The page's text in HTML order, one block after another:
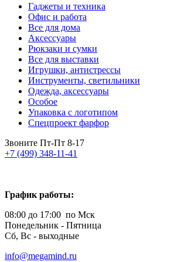
Гаджеты и техника
Офис и работа
Все для дома
Аксессуары
Рюкзаки и сумки
Все для выставки
Игрушки, антистрессы
Инструменты, светильники
Одежда, аксессуары
Особое
Упаковка с логотипом
Спецпроект фарфор
Звоните Пт-Пт 8-17
+7 (499) 348-11-41
График работы:
08:00 до 17:00 по Мск
Понедельник - Пятница
Сб, Вс - выходные
info@megamind.ru